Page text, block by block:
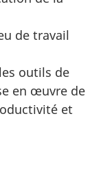
de travail
outils de
en œuvre de
et